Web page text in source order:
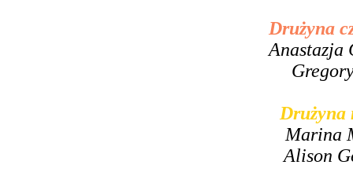
Drużyna
Anastazja
Marina
Alison